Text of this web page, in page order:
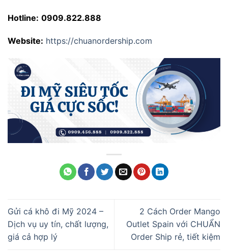
Hotline: 0909.822.888
Website: https://chuanordership.com
Gửi cá khô đi Mỹ 2024 –
Dịch vụ uy tín, chất lượng,
giá cả hợp lý
2 Cách Order Mango
Outlet Spain với CHUẨN
Order Ship rẻ, tiết kiệm